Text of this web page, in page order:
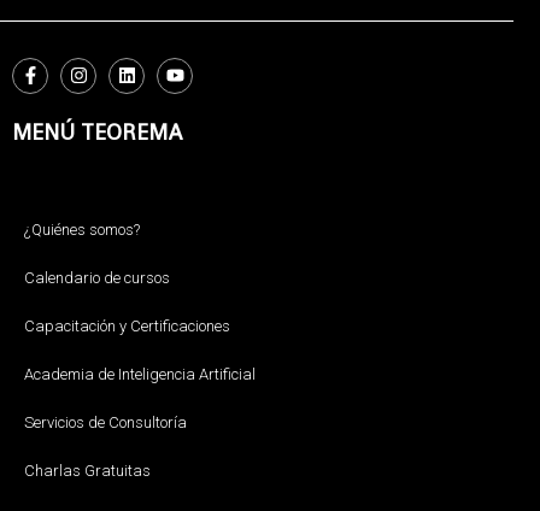
MENÚ TEOREMA
¿Quiénes somos?
Calendario de cursos
Capacitación y Certificaciones
Academia de Inteligencia Artificial
Servicios de Consultoría
Charlas Gratuitas